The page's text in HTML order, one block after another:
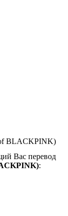
BLACKPINK)
Вас перевод
: